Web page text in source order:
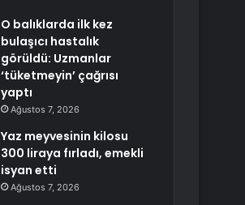
O balıklarda ilk kez
bulaşıcı hastalık
görüldü: Uzmanlar
‘tüketmeyin’ çağrısı
yaptı
Ağustos 7, 2026
Yaz meyvesinin kilosu
300 liraya fırladı, emekli
isyan etti
Ağustos 7, 2026